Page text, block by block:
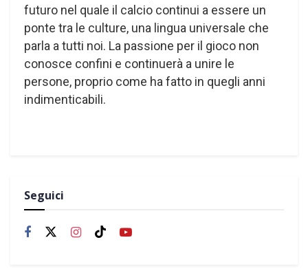
futuro nel quale il calcio continui a essere un
ponte tra le culture, una lingua universale che
parla a tutti noi. La passione per il gioco non
conosce confini e continuerà a unire le
persone, proprio come ha fatto in quegli anni
indimenticabili.
Seguici